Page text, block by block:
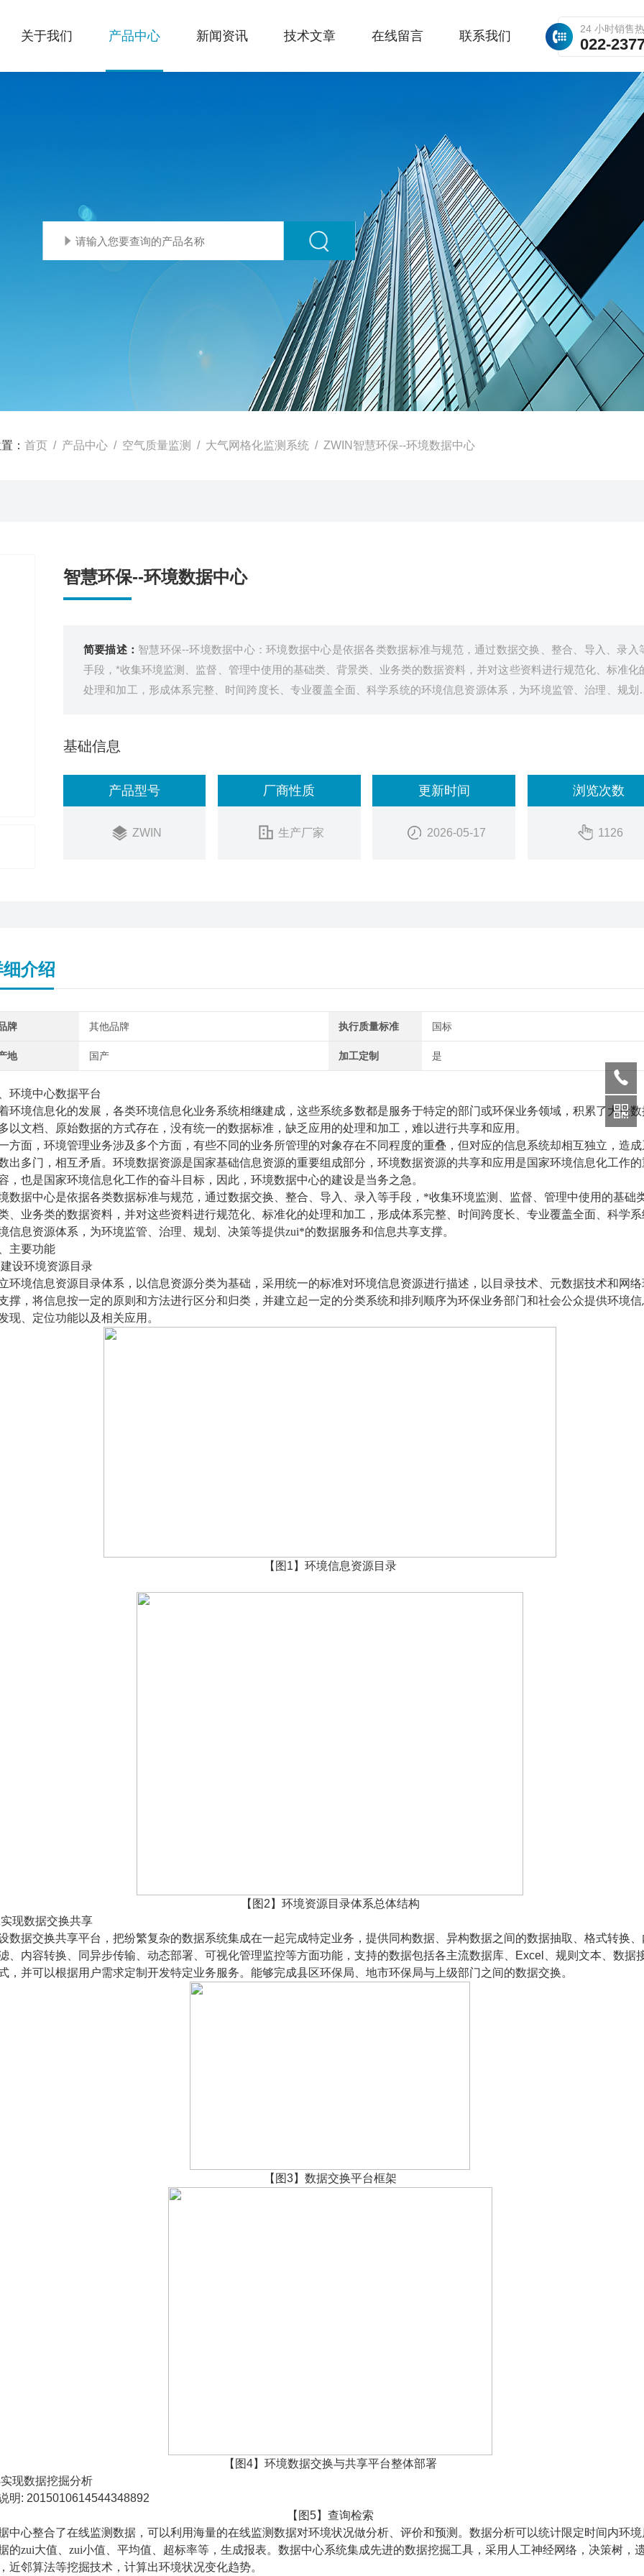
24 小时销售
022-
关于我们 产品中心 新闻资讯 技术文章 在线留言 联系我们
： 首页 / 产品中心 / 空气质量监测 / 大气网格化监测系统 / ZWIN智慧环保--环境数据中心
智慧环保--环境数据中心
简要描述： 智慧环保--环境数据中心：环境数据中心是依据各类数据标准与规范，通过数据交换、整合、导入、录入
手段，*收集环境监测、监督、管理中使用的基础类、背景类、业务类的数据资料，并对这些资料进行规范化、标准化
处理和加工，形成体系完整、时间跨度长、专业覆盖全面、科学系统的环境信息资源体系，为环境监管、治理、规划
基础信息
产品型号
ZWIN
厂商性质
生产厂家
更新时间
2026-05-17
浏览次数
1126
介绍
牌 其他品牌 执行质量标准 国标
地 国产 加工定制 是
环境中心数据平台
环境信息化的发展，各类环境信息化业务系统相继建成，这些系统多数都是服务于特定的部门或环保业务领域，积累了大量
以文档、原始数据的方式存在，没有统一的数据标准，缺乏应用的处理和加工，难以进行共享和应用。
方面，环境管理业务涉及多个方面，有些不同的业务所管理的对象存在不同程度的重叠，但对应的信息系统却相互独立，造
出多门，相互矛盾。环境数据资源是国家基础信息资源的重要组成部分，环境数据资源的共享和应用是国家环境信息化工作
，也是国家环境信息化工作的奋斗目标，因此，环境数据中心的建设是当务之急。
数据中心是依据各类数据标准与规范，通过数据交换、整合、导入、录入等手段，*收集环境监测、监督、管理中使用的基础
、业务类的数据资料，并对这些资料进行规范化、标准化的处理和加工，形成体系完整、时间跨度长、专业覆盖全面、科学
信息资源体系，为环境监管、治理、规划、决策等提供zui*的数据服务和信息共享支撑。
主要功能
建设环境资源目录
环境信息资源目录体系，以信息资源分类为基础，采用统一的标准对环境信息资源进行描述，以目录技术、元数据技术和网
撑，将信息按一定的原则和方法进行区分和归类，并建立起一定的分类系统和排列顺序为环保业务部门和社会公众提供环境
现、定位功能以及相关应用。
【图 1 】环境信息资源目录
【图 2 】环境资源目录体系总体结构
实现数据交换共享
数据交换共享平台，把纷繁复杂的数据系统集成在一起完成特定业务，提供同构数据、异构数据之间的数据抽取、格式转换
、内容转换、同异步传输、动态部署、可视化管理监控等方面功能，支持的数据包括各主流数据库、
Excel
、规则文本、数据
，并可以根据用户需求定制开发特定业务服务。能够完成县区环保局、地市环保局与上级部门之间的数据交换。
【图3】数据交换平台框架
【图4】环境数据交换与共享平台整体部署
实现数据挖掘分析
【图5】查询检索
中心整合了在线监测数据，可以利用海量的在线监测数据对环境状况做分析、评价和预测。数据分析可以统计限定时间内环
的zui大值、zui小值、平均值、超标率等，生成报表。数据中心系统集成先进的数据挖掘工具，采用人工神经网络，决策树，
近邻算法等挖掘技术，计算出环境状况变化趋势。